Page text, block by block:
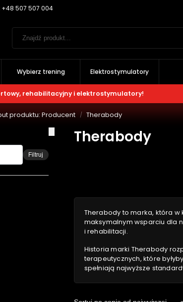
+48 507 507 004
Wybierz trening Elektrostymulatory
rehabilitacyjny i elektrostymulatory!
produktu: Producent / Therabody
Therabody
Therabody to marka, która
maksymalnym wsparciu dla
i rehabilitacji.
Historia marki Therabody
terapeutycznych, które
spełniają najwyższe
Filtruj